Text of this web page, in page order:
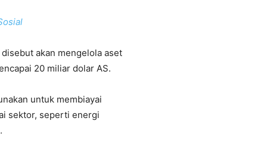
akan mengelola aset
20 miliar dolar AS.
untuk membiayai
sektor, seperti energi